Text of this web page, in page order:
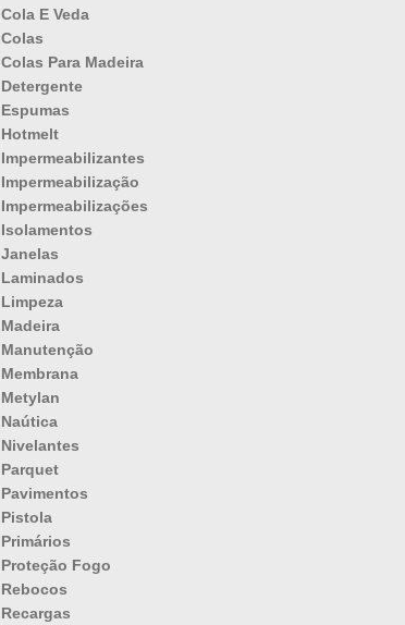
Cola E Veda
Colas
Colas Para Madeira
Detergente
Espumas
Hotmelt
Impermeabilizantes
Impermeabilização
Impermeabilizações
Isolamentos
Janelas
Laminados
Limpeza
Madeira
Manutenção
Membrana
Metylan
Naútica
Nivelantes
Parquet
Pavimentos
Pistola
Primários
Proteção Fogo
Rebocos
Recargas